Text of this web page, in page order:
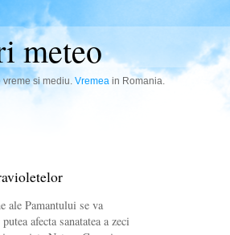
meteo
vreme si mediu. Vremeain Romania.
ale Pamantului se va
afecta sanatatea a zeci